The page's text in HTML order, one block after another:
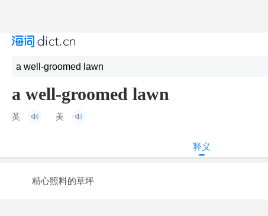
a well-groomed lawn
英 美
释义
精心照料的草坪